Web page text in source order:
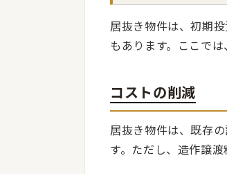
居抜き物件は、初期
もあります。ここで
コストの削減
居抜き物件は、既存
す。ただし、造作譲